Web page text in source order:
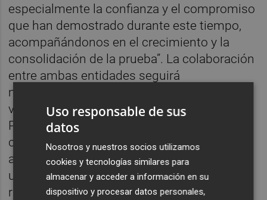
especialmente la confianza y el compromiso
que han demostrado durante este tiempo,
acompañándonos en el crecimiento y la
consolidación de la prueba”. La colaboración
entre ambas entidades seguirá
materializándose en diferentes acciones
vinculadas a la celebración de FUGA
Penyagolosa Trails, una prueba que reúne
cada año a miles de corredores y
acompañantes y que se ha convertido en
una de las principales referentes del trail
running nacional.
Uso responsable de sus
datos
Nosotros y nuestros socios utilizamos
cookies y tecnologías similares para
almacenar y acceder a información en su
dispositivo y procesar datos personales,